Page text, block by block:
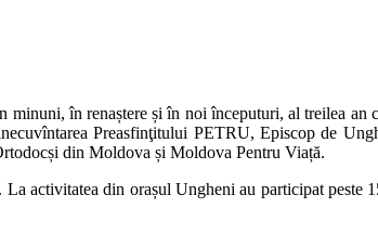
în renaștere și în noi începuturi, al treilea
Preasfinţitului PETRU, Episcop de
din Moldova și Moldova Pentru Viață.
activitatea din orașul Ungheni au participat